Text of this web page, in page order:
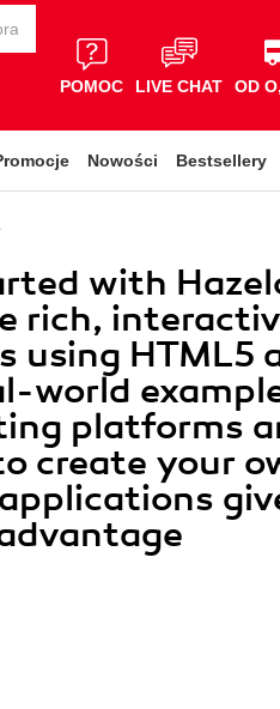
POMOC LIVE CHAT OD
Nowości Bestsellery
with
rich,
using HTML5
world
platforms
create your